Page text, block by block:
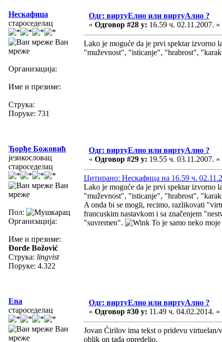
Нескафица
староседелац
Ван
мреже
Организација:
Име и презиме:
Струка:
Поруке: 731
Одг: виртуЕлно или виртуАлно ?
« Одговор #28 у: 16.59 ч. 02.11.2007. »
Lako je moguće da je prvi spektar izvorno
"muževnost", "isticanje", "hrabrost",
Ђорђе Божовић
језикословац
староседелац
Ван
мреже
Пол:
Организација:
Име и презиме:
Đorđe Božović
Струка: lingvist
Поруке: 4.322
Одг: виртуЕлно или виртуАлно ?
« Одговор #29 у: 19.55 ч. 03.11.2007. »
Цитирано: Нескафица на 16.59 ч.
Lako je moguće da je prvi spektar izvorno
"muževnost", "isticanje", "hrabrost",
A onda bi se mogli, recimo, razlikovati
francuskim nastavkom i sa značenjem
"suvremen".
To je samo neko
Ena
староседелац
Ван
мреже
Одг: виртуЕлно или виртуАлно ?
« Одговор #30 у: 11.49 ч. 04.02.2014. »
Jovan Ćirilov ima tekst o pridevu
oblik on tada opredelio.